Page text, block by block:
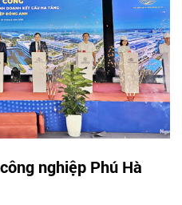
nghiệp Phú Hà